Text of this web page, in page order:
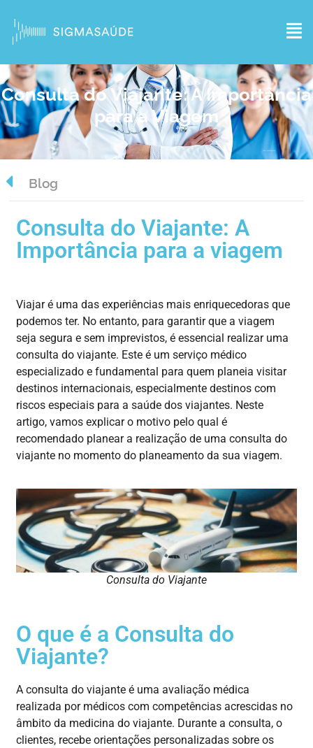
Consulta do Viajante: A Importância
para a Viagem
Blog
Consulta do Viajante: A
Importância para a viagem
Viajar é uma dasexperiências mais enriquecedoras que
podemos ter. Noentanto, paragarantirque aviagem
seja segura esem imprevistos, éessencial realizar uma
consulta doviajante. Este é umserviço médico
especializado e fundamental paraquem planeia visitar
destinos internacionais,especialmente destinos com
riscos especiais para a saúde dos viajantes. Neste
artigo, vamos explicar o motivo pelo qual é
recomendado planear a realização de uma consulta do
viajante no momento do planeamento da sua viagem.
Consulta do Viajante
O que é a Consulta do
Viajante?
A consulta doviajante é uma avaliação médica
realizada pormédicos com competências acrescidas no
âmbito da medicina do viajante. Durante a consulta, o
clientes, recebeorientações personalizadas sobre os